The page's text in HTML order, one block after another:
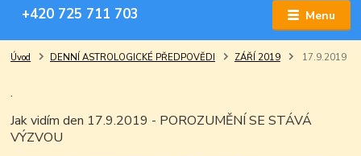
Menu
+420 725 711 703
Úvod DENNÍ ASTROLOGICKÉ PŘEDPOVĚDI ZÁŘÍ 2019 17.9.2019
.
Jak vidím den 17.9.2019 - POROZUMĚNÍ SE STÁVÁ
VÝZVOU